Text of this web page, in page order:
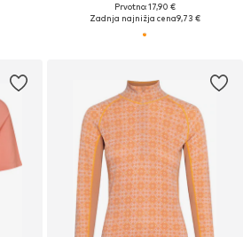
Prvotno: 17,90 €
Zadnja najnižja cena9,73 €